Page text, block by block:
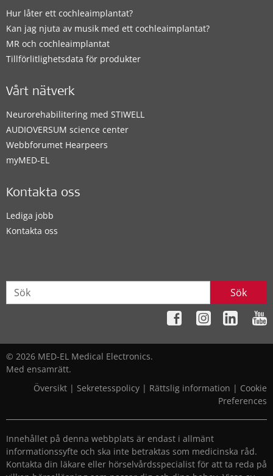
Hur låter ett cochleaimplantat?
Kan jag njuta av musik med ett cochleaimplantat?
MR och cochleaimplantat
Tillförlitlighetsdata för produkter
Vårt nätverk
Neurorehabilitering med STIWELL
AUDIOVERSUM science center
Webbforumet Hearpeers
myMED‑EL
Kontakta oss
Lediga jobb
Kontakta oss
Sök
© 2026 MED-EL Medical Electronics.
Med ensamrätt.
Översikt | Sekretesspolicy | Rättslig information | Cookie
Preferences
Innehållet på denna webbplats är endast i allmänt
informationssyfte och ska inte betraktas som medicinska råd.
Kontakta din läkare eller hörselvårdsspecialist för att ta reda på